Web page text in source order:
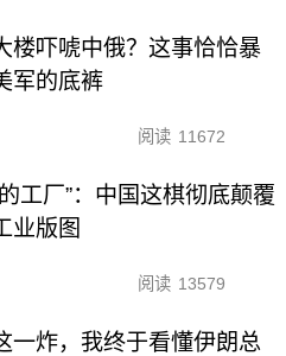
楼吓唬中俄？这事恰恰暴
军的底裤
阅读 11672
工厂”：中国这棋彻底颠覆
业版图
阅读 13579
一炸，我终于看懂伊朗总